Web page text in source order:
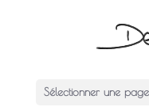
Sélectionner une page